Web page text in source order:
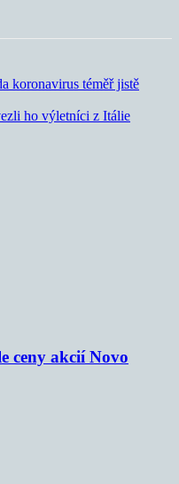
koronavirus téměř jistě
ho výletníci z Itálie
ceny akcií Novo